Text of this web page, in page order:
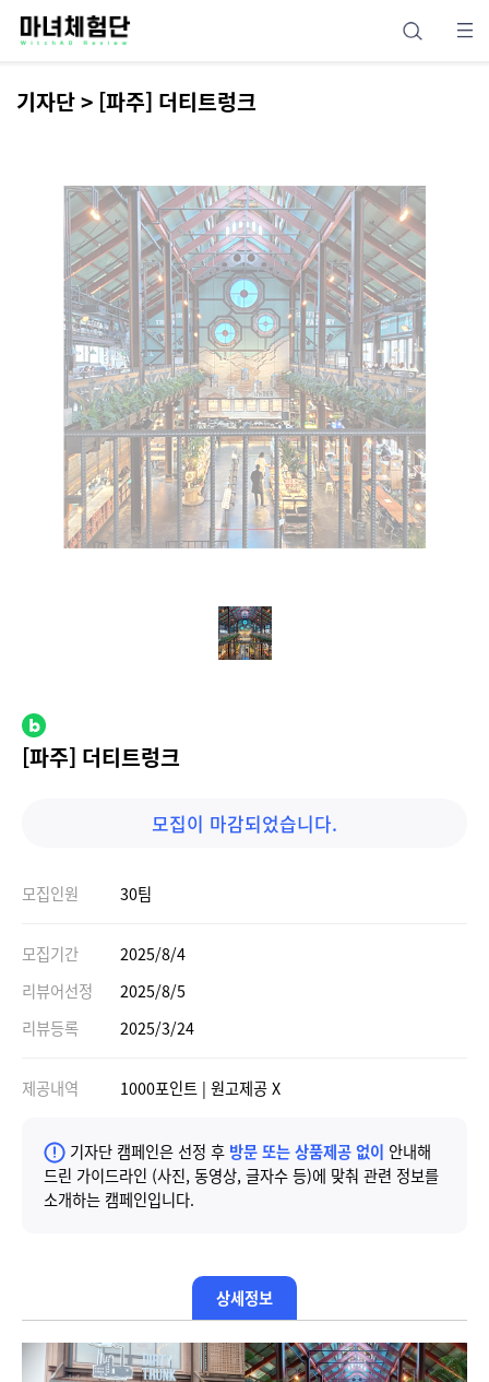
기자단 > [파주] 더티트렁크
[파주] 더티트렁크
모집이 마감되었습니다.
모집인원 30팀
모집기간
2025/8/4
리뷰어선정
2025/8/5
리뷰등록
2025/3/24
제공내역 1000포인트 | 원고제공 X
기자단 캠페인은 선정 후 방문 또는 상품제공 없이 안내해
드린 가이드라인 (사진, 동영상, 글자수 등)에 맞춰 관련 정보를
소개하는 캠페인입니다.
상세정보